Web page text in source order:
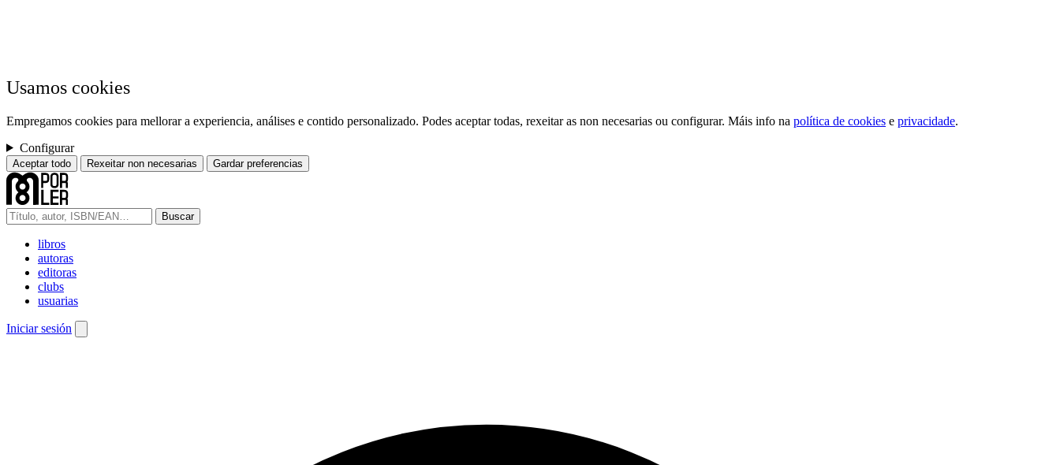
Usamos cookies
Empregamos cookies para mellorar a experiencia, análises e contido personalizado. Podes aceptar todas, rexeitar as non necesarias ou configurar. Máis info na política de cookies e privacidade.
Configurar
Aceptar todo Rexeitar non necesarias Gardar preferencias
Buscar
libros
autoras
editoras
clubs
usuarias
Iniciar sesión